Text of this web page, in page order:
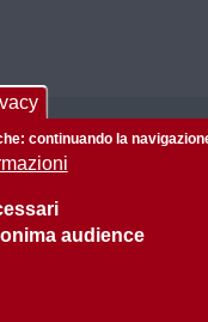
riservati
policy
continuando la
audience